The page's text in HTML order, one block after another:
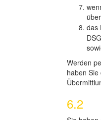
das
Werden
haben
6.2